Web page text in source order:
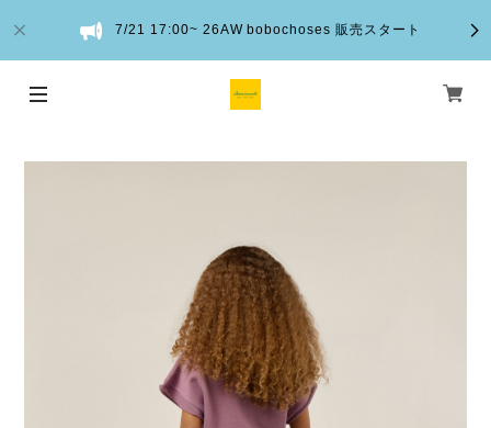
7/21 17:00~ 26AW bobochoses 販売スタート